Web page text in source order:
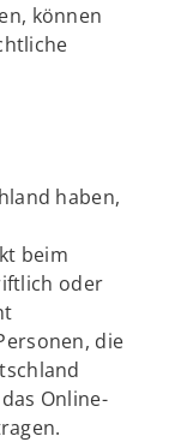
können
haben,
beim
oder
die
Online-